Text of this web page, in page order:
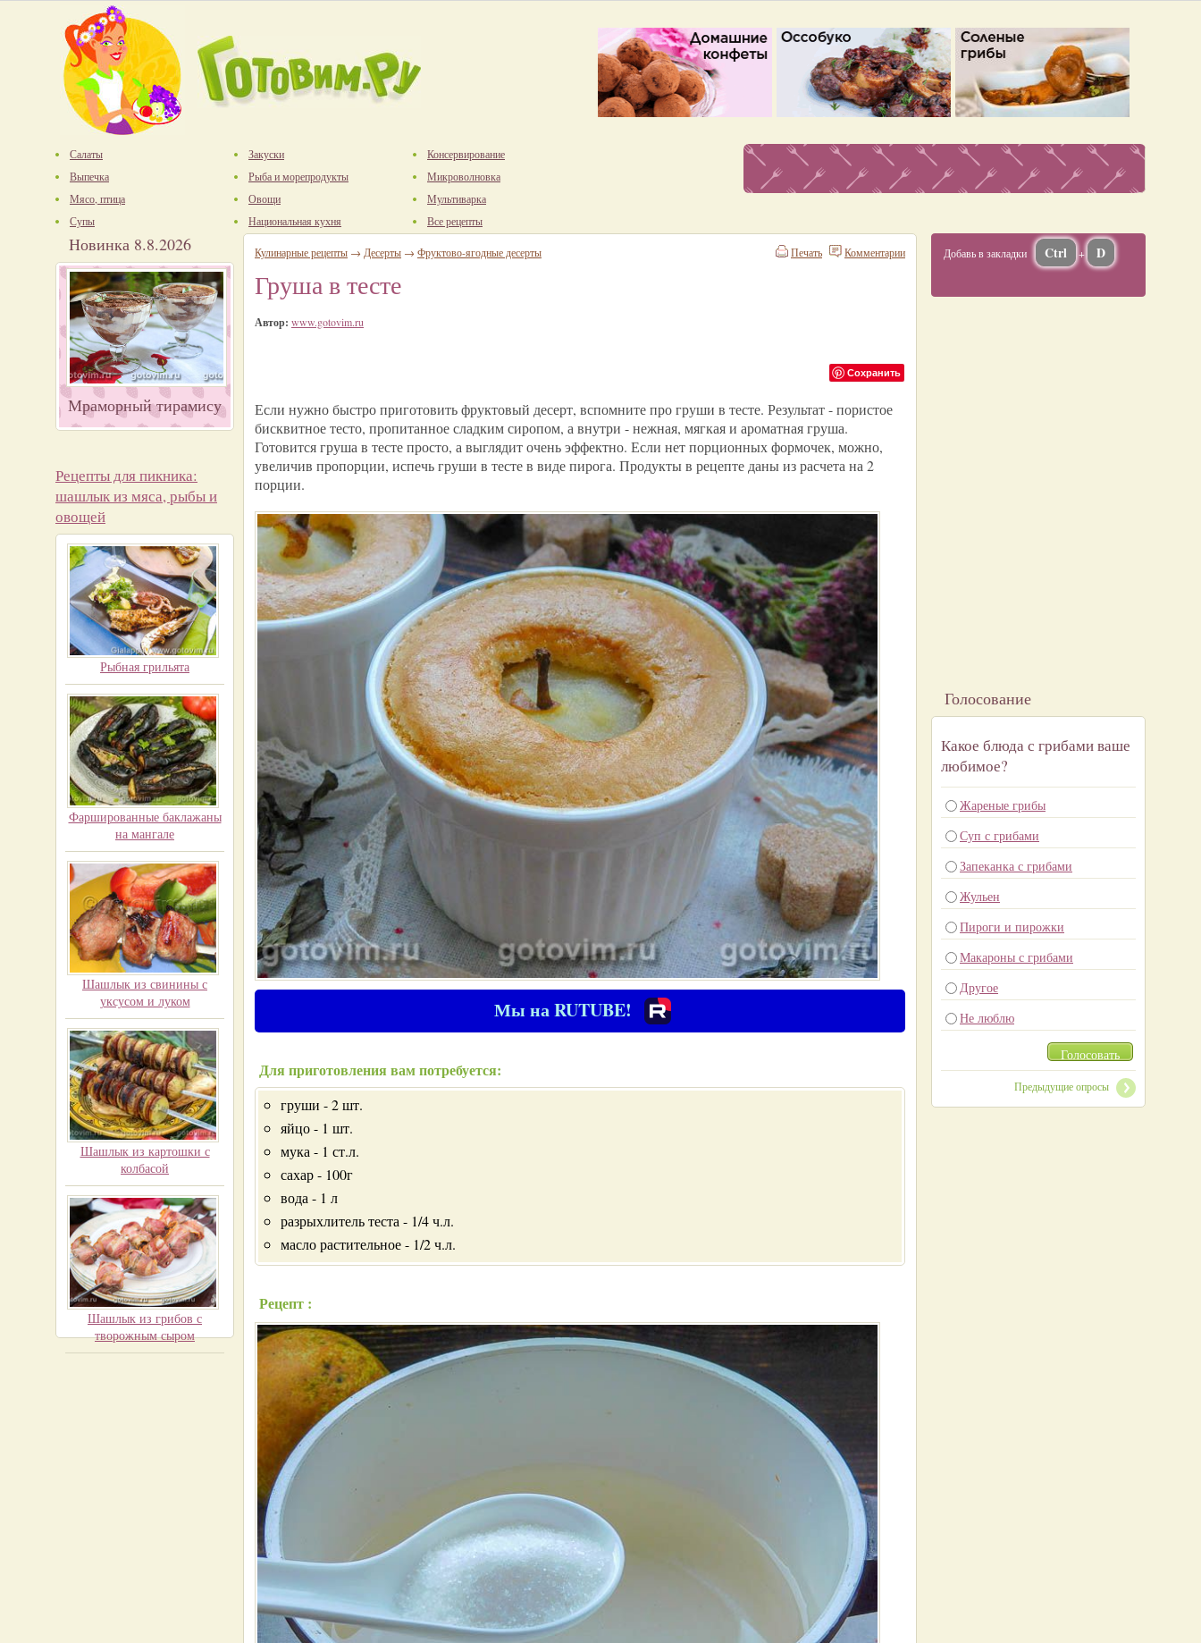
Салаты
Выпечка
Мясо, птица
Супы
Закуски
Рыба и морепродукты
Овощи
Национальная кухня
Консервирование
Микроволновка
Мультиварка
Все рецепты
Новинка 8.8.2026
Мраморный тирамису
Рецепты для пикника:
шашлык из мяса, рыбы и
овощей
Рыбная грильята
Фаршированные баклажаны
на мангале
Шашлык из свинины с
уксусом и луком
Шашлык из картошки с
колбасой
Шашлык из грибов с
творожным сыром
Комментарии
Печать
Кулинарные рецепты → Десерты → Фруктово-ягодные десерты
Груша в тесте
Автор: www.gotovim.ru
Сохранить
Если нужно быстро приготовить фруктовый десерт, вспомните про груши в тесте. Результат - пористое
бисквитное тесто, пропитанное сладким сиропом, а внутри - нежная, мягкая и ароматная груша.
Готовится груша в тесте просто, а выглядит очень эффектно. Если нет порционных формочек, можно,
увеличив пропорции, испечь груши в тесте в виде пирога. Продукты в рецепте даны из расчета на 2
порции.
Мы на RUTUBE!
Для приготовления вам потребуется:
груши - 2 шт.
яйцо - 1 шт.
мука - 1 ст.л.
сахар - 100г
вода - 1 л
разрыхлитель теста - 1/4 ч.л.
масло растительное - 1/2 ч.л.
Рецепт :
Добавь в закладки Ctrl + D
Голосование
Какое блюда с грибами ваше
любимое?
Жареные грибы
Суп с грибами
Запеканка с грибами
Жульен
Пироги и пирожки
Макароны с грибами
Другое
Не люблю
Голосовать
Предыдущие опросы